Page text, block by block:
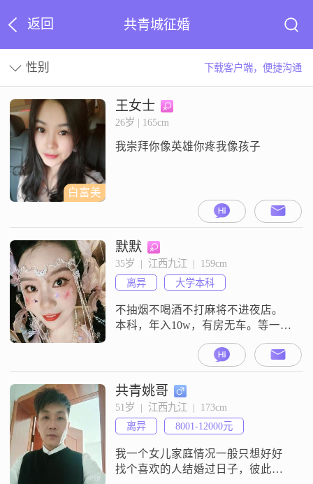
返回 共青城征婚
性别 下载客户端，便捷沟通
白富美
王女士
26岁 | 165cm
我崇拜你像英雄你疼我像孩子
默默
35岁  |  江西九江  |  159cm
离异
大学本科
不抽烟不喝酒不打麻将不进夜店。
本科，年入10w，有房无车。等一个
人品好、有担当的人。不接受短
共青姚哥
51岁  |  江西九江  |  173cm
离异
8001-12000元
我一个女儿家庭情况一般只想好好
找个喜欢的人结婚过日子，彼此依